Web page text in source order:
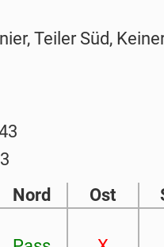
Teiler Süd,
Nord Ost